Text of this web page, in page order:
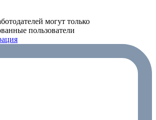
могут только
пользователи